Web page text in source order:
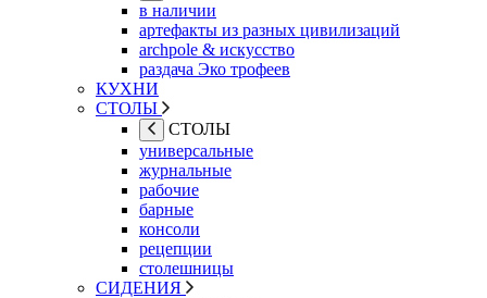
в наличии
артефакты из разных цивилизаций
archpole & искусство
раздача Эко трофеев
КУХНИ
СТОЛЫ
СТОЛЫ
универсальные
журнальные
рабочие
барные
консоли
рецепции
столешницы
СИДЕНИЯ